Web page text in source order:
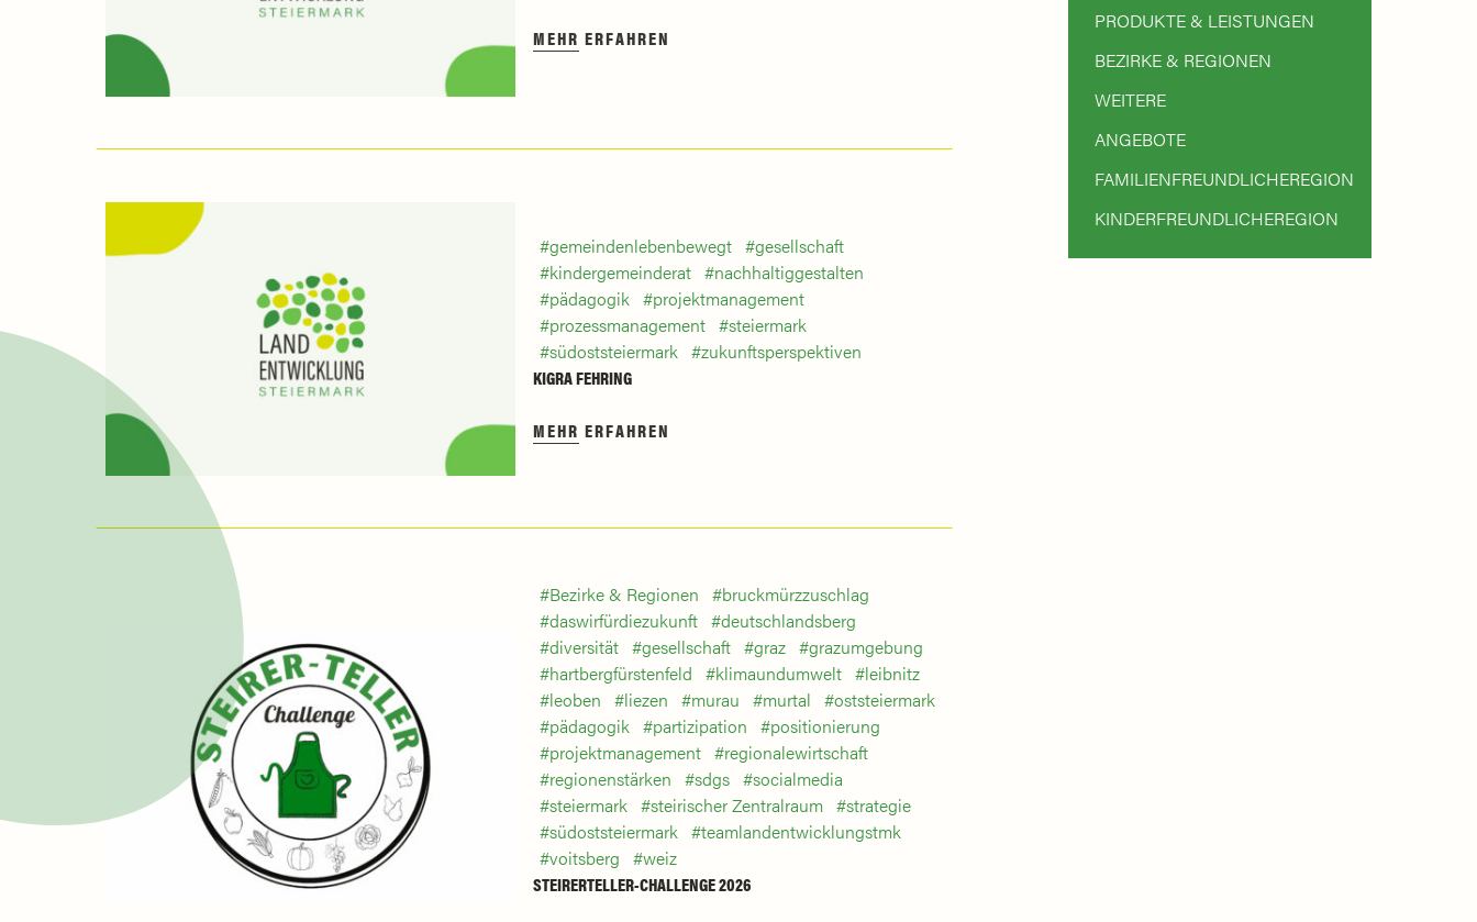
MEHR ERFAHREN
gemeindenlebenbewegt
gesellschaft
kindergemeinderat
nachhaltiggestalten
pädagogik
projektmanagement
prozessmanagement
steiermark
südoststeiermark
zukunftsperspektiven
KIGRA FEHRING
MEHR ERFAHREN
Bezirke & Regionen
bruckmürzzuschlag
daswirfürdiezukunft
deutschlandsberg
diversität
gesellschaft graz
grazumgebung
hartbergfürstenfeld
klimaundumwelt
leibnitz
leoben
liezen murau murtal
oststeiermark
pädagogik
partizipation
positionierung
projektmanagement
regionalewirtschaft
regionenstärken
sdgs
socialmedia
steiermark
steirischer Zentralraum
strategie
südoststeiermark
teamlandentwicklungstmk
voitsberg
weiz
STEIRERTELLER-CHALLENGE 2026
PRODUKTE & LEISTUNGEN
BEZIRKE & REGIONEN
WEITERE
ANGEBOTE
FAMILIENFREUNDLICHEREGION
KINDERFREUNDLICHEREGION